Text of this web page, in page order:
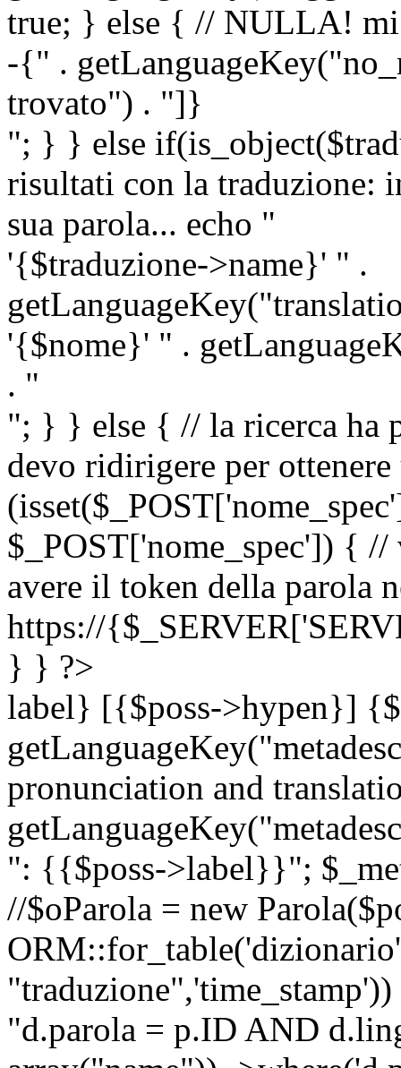
true; } else { // NULLA! mi
-{" .
trovato") . "]}
"; } } else
risultati con la traduzione:
sua parola... echo "
'{$traduzione->name}' " .
'{$nome}' " .
. "
"; } } else { // la ricerca ha
devo ridirigere per
$_POST['nome_spec']) {
avere il token della parola
https://
} } ?>
label} [{$poss->hypen}]
pronunciation and
": {{$poss->label}}";
//$oParola = new
"d.parola = p.ID AND